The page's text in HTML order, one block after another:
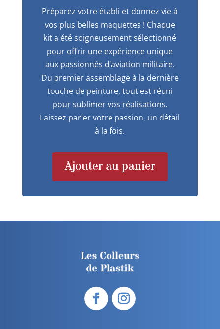
Préparez votre établi et donnez vie à
vos plus belles maquettes ! Chaque
kit a été soigneusement sélectionné
pour offrir une expérience unique
aux passionnés d’aviation militaire.
Du premier assemblage à la dernière
touche de peinture, tout est réuni
pour sublimer vos réalisations.
Laissez parler votre passion, un détail
à la fois.
Ajouter au panier